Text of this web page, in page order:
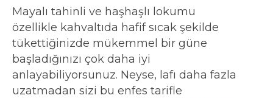
Mayalı tahinli ve haşhaşlı lokumu
özellikle kahvaltıda hafif sıcak şekilde
tükettiğinizde mükemmel bir güne
başladığınızı çok daha iyi
anlayabiliyorsunuz. Neyse, lafı daha fazla
uzatmadan sizi bu enfes tarifle